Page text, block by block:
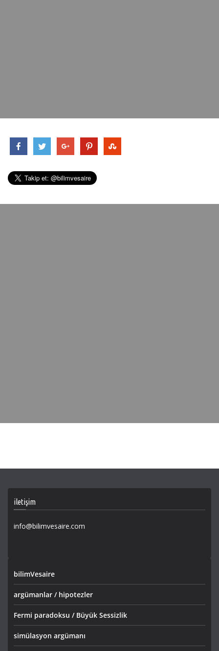
iletişim
info@bilimvesaire.com
bilimVesaire
argümanlar / hipotezler
Fermi paradoksu / Büyük Sessizlik
simülasyon argümanı